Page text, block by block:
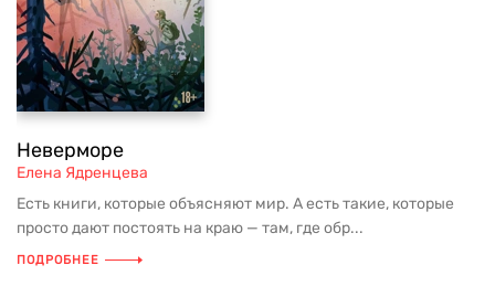
Неверморе
Елена Ядренцева
Есть книги, которые объясняют мир. А есть такие, которые
просто дают постоять на краю — там, где обр...
ПОДРОБНЕЕ